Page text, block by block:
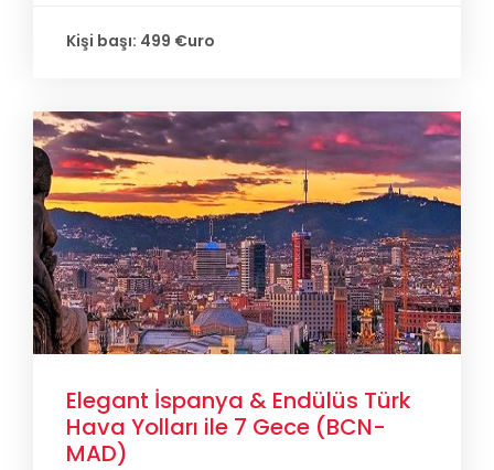
Kişi başı: 499 €uro
Elegant İspanya & Endülüs Türk
Hava Yolları ile 7 Gece (BCN-
MAD)